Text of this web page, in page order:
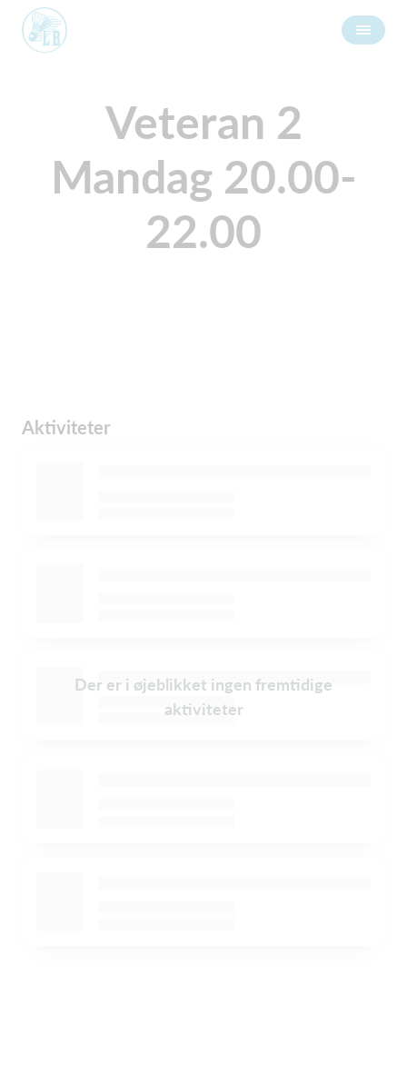
Veteran 2
Mandag 20.00-
22.00
Aktiviteter
Der er i øjeblikket ingen fremtidige
aktiviteter